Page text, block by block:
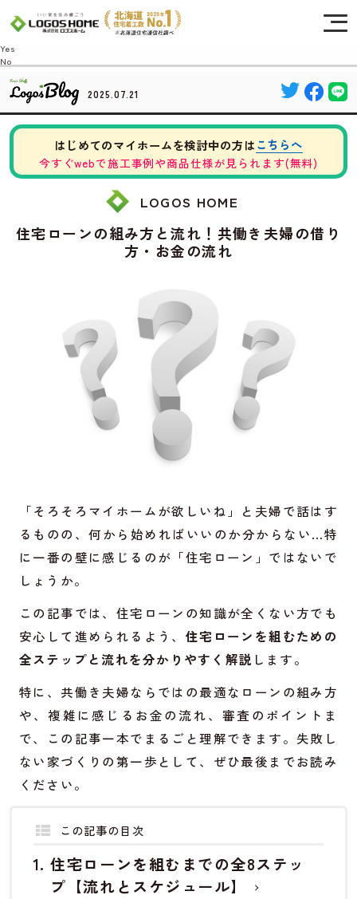
2025.07.21
はじめてのマイホームを検討中の方はこちらへ
今すぐwebで施工事例や商品仕様が見られます(無料)
LOGOS HOME
住宅ローンの組み方と流れ！共働き夫婦の借り
方・お金の流れ
「そろそろマイホームが欲しいね」と夫婦で話はす
るものの、何から始めればいいのか分からない…特
に一番の壁に感じるのが「住宅ローン」ではないで
しょうか。
この記事では、住宅ローンの知識が全くない方でも
安心して進められるよう、 住宅ローンを組むための
全ステップと流れを分かりやすく解説 します。
特に、共働き夫婦ならではの最適なローンの組み方
や、複雑に感じるお金の流れ、審査のポイントま
で、この記事一本でまるごと理解できます。失敗し
ない家づくりの第一歩として、ぜひ最後までお読み
ください。
この記事の目次
住宅ローンを組むまでの全8ステッ
プ【流れとスケジュール】
Cookie を使用して、お客様の活動を追跡してもよろしいですか? 当社ではお客様の
プライバシーを極めて重視しています。詳細について、およびご質問がある場合
は、当社のプライバシーポリシーをご覧ください。
Yes
No